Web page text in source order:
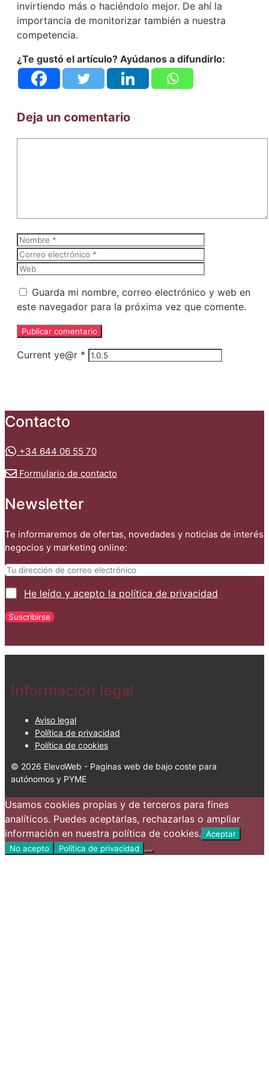
invirtiendo más o haciéndolo mejor. De ahí la
importancia de monitorizar también a nuestra
competencia.
¿Te gustó el artículo? Ayúdanos a difundirlo:
Deja un comentario
Nombre
Guarda mi nombre, correo electrónico y web en
este navegador para la próxima vez que comente.
Current ye@r *
Contacto
+34 644 06 55 70
Formulario de contacto
Newsletter
Te informaremos de ofertas, novedades y noticias de interés
negocios y marketing online:
He leído y acepto la política de privacidad
Información legal
Aviso legal
Política de privacidad
Política de cookies
© 2026 ElevoWeb - Paginas web de bajo coste para
autónomos y PYME
Usamos cookies propias y de terceros para fines
analíticos. Puedes aceptarlas, rechazarlas o ampliar
información en nuestra política de cookies. Aceptar
No acepto
Política de privacidad